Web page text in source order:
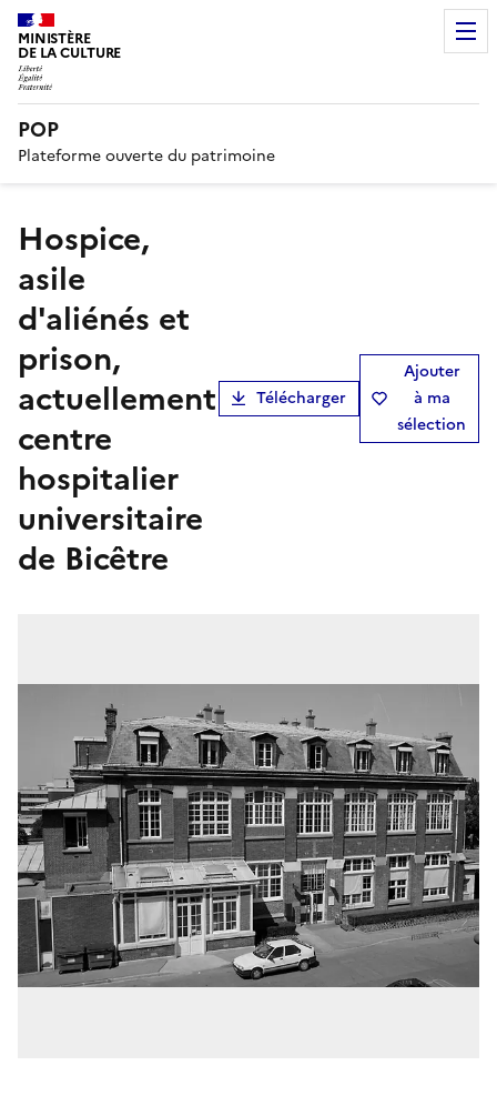
MINISTÈRE
DE LA CULTURE
POP
Plateforme ouverte du patrimoine
hospice,
asile
d'aliénés et
prison,
actuellement
centre
hospitalier
universitaire
de Bicêtre
Télécharger
Ajouter
à ma
sélection